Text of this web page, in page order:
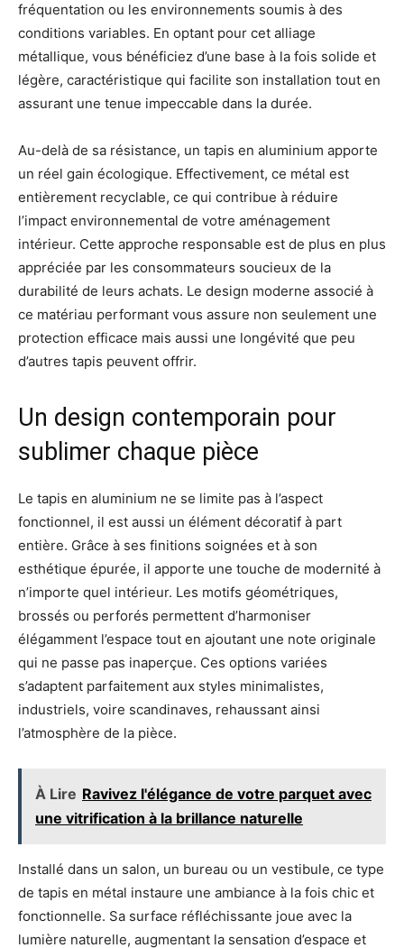
fréquentation ou les environnements soumis à des
conditions variables. En optant pour cet alliage
métallique, vous bénéficiez d’une base à la fois solide et
légère, caractéristique qui facilite son installation tout en
assurant une tenue impeccable dans la durée.
Au-delà de sa résistance, un tapis en aluminium apporte
un réel gain écologique. Effectivement, ce métal est
entièrement recyclable, ce qui contribue à réduire
l’impact environnemental de votre aménagement
intérieur. Cette approche responsable est de plus en plus
appréciée par les consommateurs soucieux de la
durabilité de leurs achats. Le design moderne associé à
ce matériau performant vous assure non seulement une
protection efficace mais aussi une longévité que peu
d’autres tapis peuvent offrir.
Un design contemporain pour
sublimer chaque pièce
Le tapis en aluminium ne se limite pas à l’aspect
fonctionnel, il est aussi un élément décoratif à part
entière. Grâce à ses finitions soignées et à son
esthétique épurée, il apporte une touche de modernité à
n’importe quel intérieur. Les motifs géométriques,
brossés ou perforés permettent d’harmoniser
élégamment l’espace tout en ajoutant une note originale
qui ne passe pas inaperçue. Ces options variées
s’adaptent parfaitement aux styles minimalistes,
industriels, voire scandinaves, rehaussant ainsi
l’atmosphère de la pièce.
À Lire Ravivez l'élégance de votre parquet avec
une vitrification à la brillance naturelle
Installé dans un salon, un bureau ou un vestibule, ce type
de tapis en métal instaure une ambiance à la fois chic et
fonctionnelle. Sa surface réfléchissante joue avec la
lumière naturelle, augmentant la sensation d’espace et